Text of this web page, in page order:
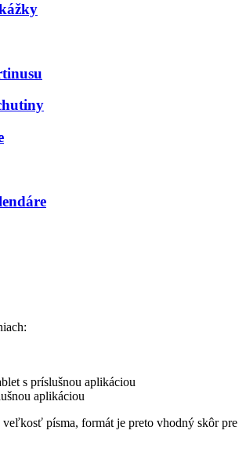
s príslušnou aplikáciou
aplikáciou
písma, formát je preto vhodný skôr pre